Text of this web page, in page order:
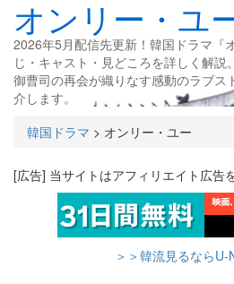
オンリー・ユ
2026年5月配信先更新！韓国ドラマ『
じ・キャスト・見どころを詳しく解
御曹司の再会が織りなす感動のラブス
介します。
韓国ドラマ > オンリー・ユー
[広告] 当サイトはアフィリエイト広告
＞＞韓流見るならU-